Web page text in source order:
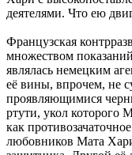
деятелями. Что ею
Французская
множеством
являлась немецким
её вины, впрочем, не
проявляющимися
ртути, укол которого
как
любовников Мата